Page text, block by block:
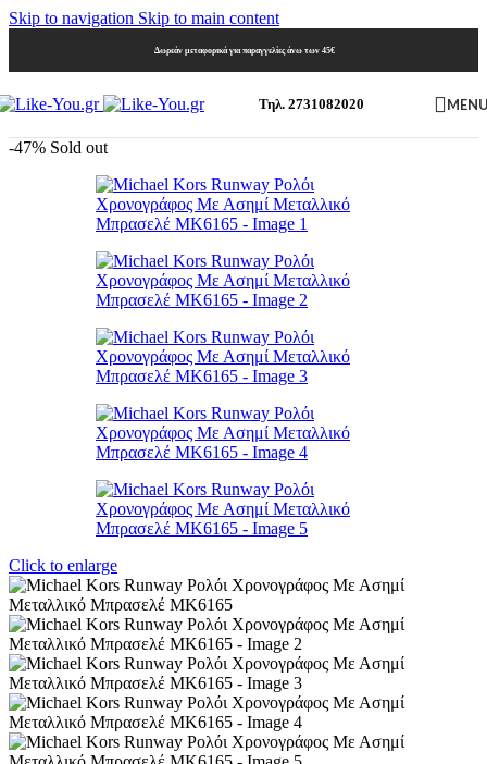
Skip to navigation Skip to main content
Δωρεάν μεταφορικά για παραγγελίες άνω των 45€
Τηλ. 2731082020
-47% Sold out
Click to enlarge